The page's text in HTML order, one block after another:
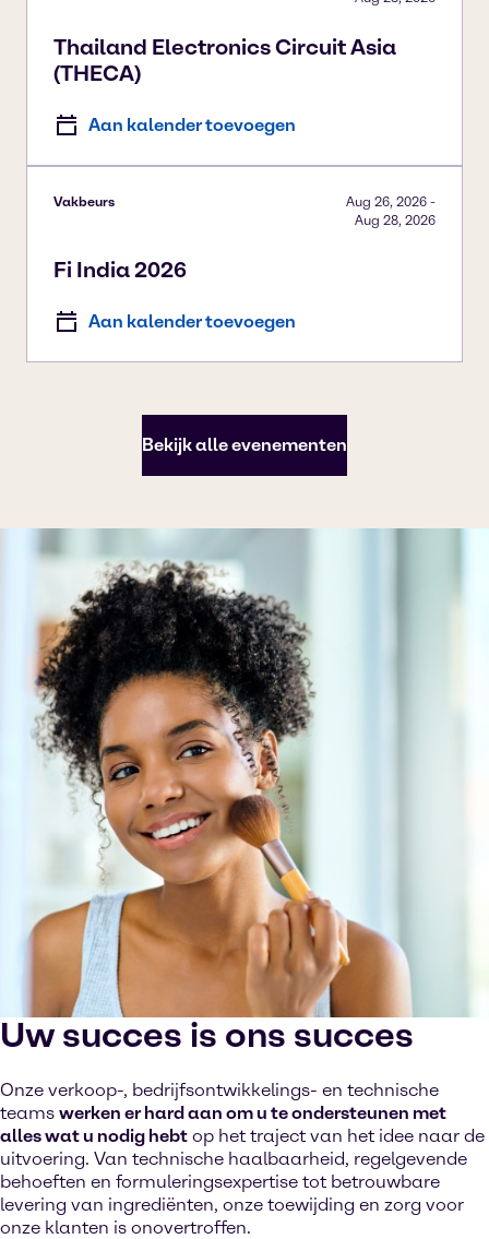
Thailand Electronics Circuit Asia
(THECA)
Aan kalender toevoegen
Vakbeurs
Fi India 2026
Aug 26, 2026 -
Aug 28, 2026
Aan kalender toevoegen
Bekijk alle evenementen
Uw succes is ons succes
Onze verkoop-, bedrijfsontwikkelings- en technische
teams werken er hard aan om u te ondersteunen met
alles wat u nodig hebt op het traject van het idee naar de
uitvoering. Van technische haalbaarheid, regelgevende
behoeften en formuleringsexpertise tot betrouwbare
levering van ingrediënten, onze toewijding en zorg voor
onze klanten is onovertroffen.